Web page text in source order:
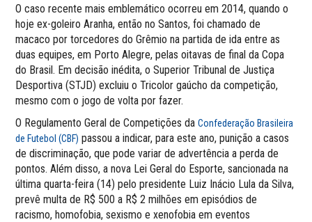
O caso recente mais emblemático ocorreu em 2014, quando o
hoje ex-goleiro Aranha, então no Santos, foi chamado de
macaco por torcedores do Grêmio na partida de ida entre as
duas equipes, em Porto Alegre, pelas oitavas de final da Copa
do Brasil. Em decisão inédita, o Superior Tribunal de Justiça
Desportiva (STJD) excluiu o Tricolor gaúcho da competição,
mesmo com o jogo de volta por fazer.
O Regulamento Geral de Competições daConfederação Brasileira
de Futebol (CBF) passou a indicar, para este ano, punição a casos
de discriminação, que pode variar de advertência a perda de
pontos. Além disso, a nova Lei Geral do Esporte, sancionada na
última quarta-feira (14) pelo presidente Luiz Inácio Lula da Silva,
prevê multa de R$ 500 a R$ 2 milhões em episódios de
racismo, homofobia, sexismo e xenofobia em eventos